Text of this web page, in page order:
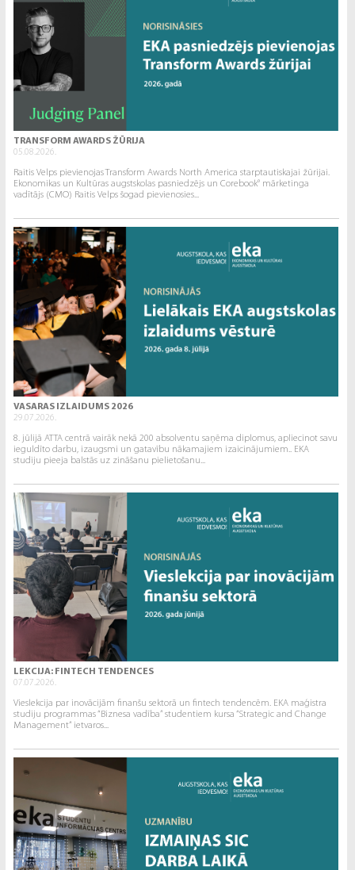
TRANSFORM AWARDS ŽŪRIJA
05.08.2026.
Raitis Velps pievienojas Transform Awards North America starptautiskajai žūrijai.
Ekonomikas un Kultūras augstskolas pasniedzējs un Corebook° mārketinga
vadītājs (CMO) Raitis Velps šogad pievienosies...
VASARAS IZLAIDUMS 2026
29.07.2026.
8. jūlijā ATTA centrā vairāk nekā 200 absolventu saņēma diplomus, apliecinot savu
ieguldīto darbu, izaugsmi un gatavību nākamajiem izaicinājumiem.. EKA
studiju pieeja balstās uz zināšanu pielietošanu...
LEKCIJA: FINTECH TENDENCES
07.07.2026.
Vieslekcija par inovācijām finanšu sektorā un fintech tendencēm. EKA maģistra
studiju programmas “Biznesa vadība” studentiem kursa “Strategic and Change
Management” ietvaros...